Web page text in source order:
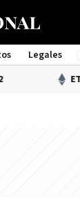
Legales
ETHEREUM